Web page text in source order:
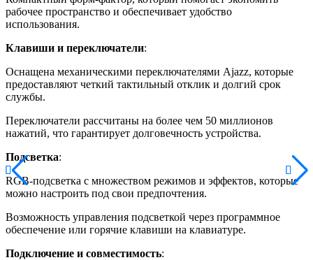
рабочее пространство и обеспечивает удобство
использования.
Клавиши и переключатели:
Оснащена механическими переключателями Ajazz, которые
предоставляют четкий тактильный отклик и долгий срок
службы.
Переключатели рассчитаны на более чем 50 миллионов
нажатий, что гарантирует долговечность устройства.
Подсветка:
RGB-подсветка с множеством режимов и эффектов, которые
можно настроить под свои предпочтения.
Возможность управления подсветкой через программное
обеспечение или горячие клавиши на клавиатуре.
Подключение и совместимость: